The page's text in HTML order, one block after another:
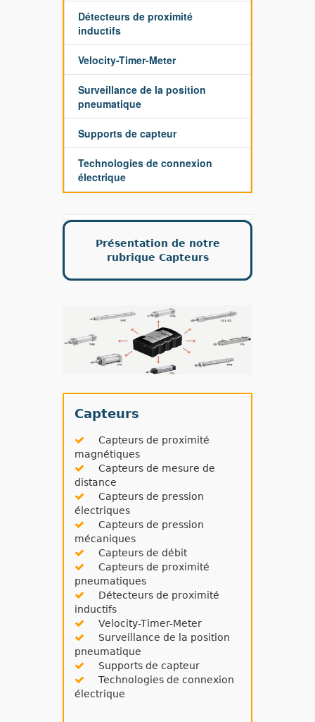
Détecteurs de proximité
inductifs
Velocity-Timer-Meter
Surveillance de la position
pneumatique
Supports de capteur
Technologies de connexion
électrique
Présentation de notre
rubrique Capteurs
Capteurs
Capteurs de proximité
magnétiques
Capteurs de mesure de
distance
Capteurs de pression
électriques
Capteurs de pression
mécaniques
Capteurs de débit
Capteurs de proximité
pneumatiques
Détecteurs de proximité
inductifs
Velocity-Timer-Meter
Surveillance de la position
pneumatique
Supports de capteur
Technologies de connexion
électrique